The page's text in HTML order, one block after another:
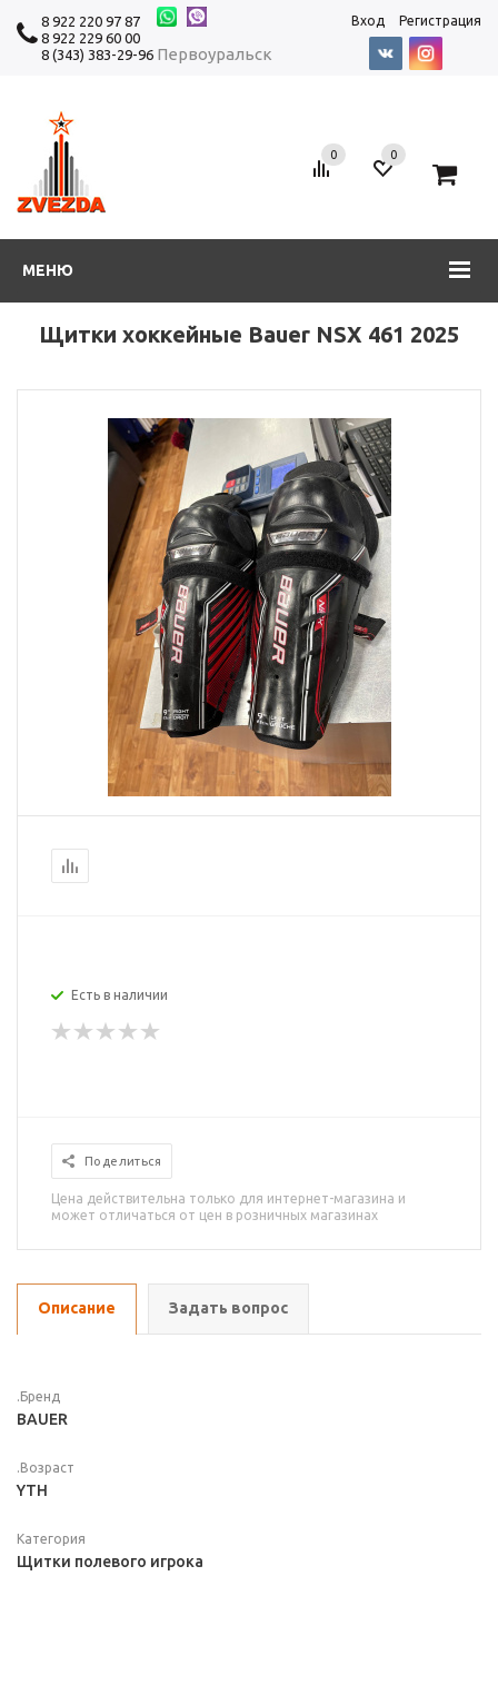
8 922 220 97 87
8 922 229 60 00
8 (343) 383-29-96 Первоуральск
Вход Регистрация
МЕНЮ
0 0
Щитки хоккейные Bauer NSX 461 2025
Есть в наличии
Поделиться
Цена действительна только для интернет-магазина и
может отличаться от цен в розничных магазинах
Описание Задать вопрос
.Бренд
BAUER
.Возраст
YTH
Категория
Щитки полевого игрока